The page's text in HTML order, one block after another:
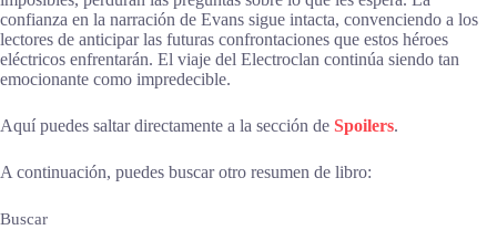
confianza en la narración de Evans sigue intacta, convenciendo a los
lectores de anticipar las futuras confrontaciones que estos héroes
eléctricos enfrentarán. El viaje del Electroclan continúa siendo tan
emocionante como impredecible.
Aquí puedes saltar directamente a la sección de Spoilers.
A continuación, puedes buscar otro resumen de libro:
Buscar